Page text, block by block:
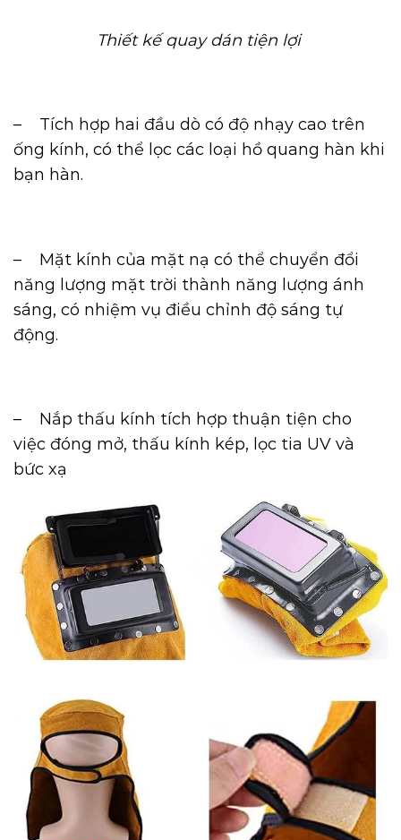
Thiết kế quay dán tiện lợi
– Tích hợp hai đầu dò có độ nhạy cao trên
ống kính, có thể lọc các loại hồ quang hàn khi
bạn hàn.
– Mặt kính của mặt nạ có thể chuyển đổi
năng lượng mặt trời thành năng lượng ánh
sáng, có nhiệm vụ điều chỉnh độ sáng tự
động.
– Nắp thấu kính tích hợp thuận tiện cho
việc đóng mở, thấu kính kép, lọc tia UV và
bức xạ